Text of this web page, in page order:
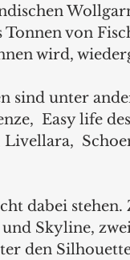
Tonnen von
wird,
sind unter
Easy life
dabei stehen.
Skyline,
den